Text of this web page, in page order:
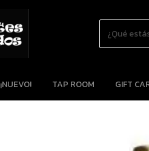
¡NUEVO! TAP ROOM GIFT